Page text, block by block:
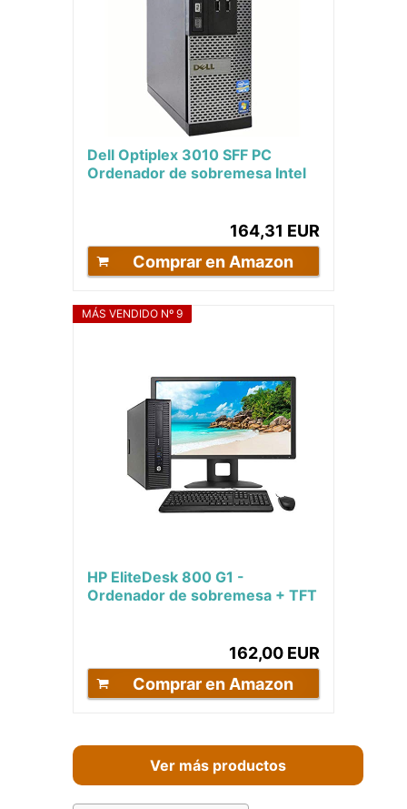
Dell Optiplex 3010 SFF PC
Ordenador de sobremesa Intel
164,31 EUR
Comprar en Amazon
MÁS VENDIDO Nº 9
HP EliteDesk 800 G1 -
Ordenador de sobremesa + TFT
162,00 EUR
Comprar en Amazon
Ver más productos